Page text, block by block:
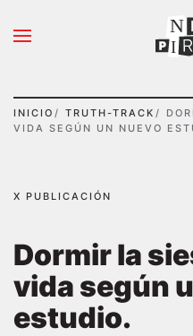
Ir al contenido principal
N
I
INICIO TRUTH-TRACK
VIDA SEGÚN UN NUEVO
X PUBLICACIÓN
Dormir la
vida según
estudio.